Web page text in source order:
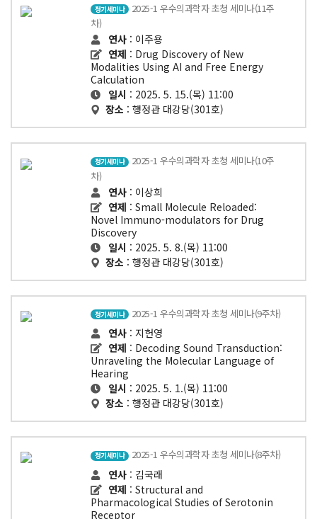
정기세미나
2025-1 우수의과학자 초청 세미나(11주
차)
연사 : 이주용
연제 : Drug Discovery of New
Modalities Using AI and Free Energy
Calculation
일시 : 2025. 5. 15.(목) 11:00
장소 : 행정관 대강당(301호)
정기세미나
2025-1 우수의과학자 초청 세미나(10주
차)
연사 : 이상희
연제 : Small Molecule Reloaded:
Novel Immuno-modulators for Drug
Discovery
일시 : 2025. 5. 8.(목) 11:00
장소 : 행정관 대강당(301호)
정기세미나 2025-1 우수의과학자 초청 세미나(9주차)
연사 : 지헌영
연제 : Decoding Sound Transduction:
Unraveling the Molecular Language of
Hearing
일시 : 2025. 5. 1.(목) 11:00
장소 : 행정관 대강당(301호)
정기세미나 2025-1 우수의과학자 초청 세미나(8주차)
연사 : 김국래
연제 : Structural and
Pharmacological Studies of Serotonin
Receptor